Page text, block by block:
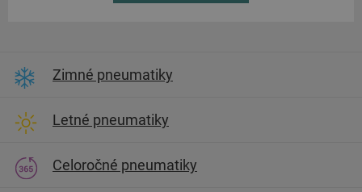
Zimné pneumatiky
Letné pneumatiky
Celoročné pneumatiky